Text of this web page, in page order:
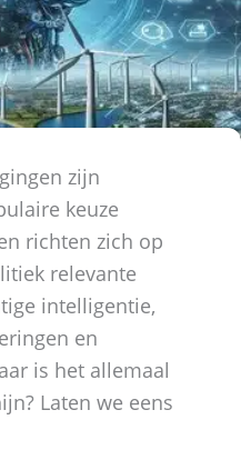
zijn
keuze
richten zich op
relevante
intelligentie,
en
is het allemaal
Laten we eens